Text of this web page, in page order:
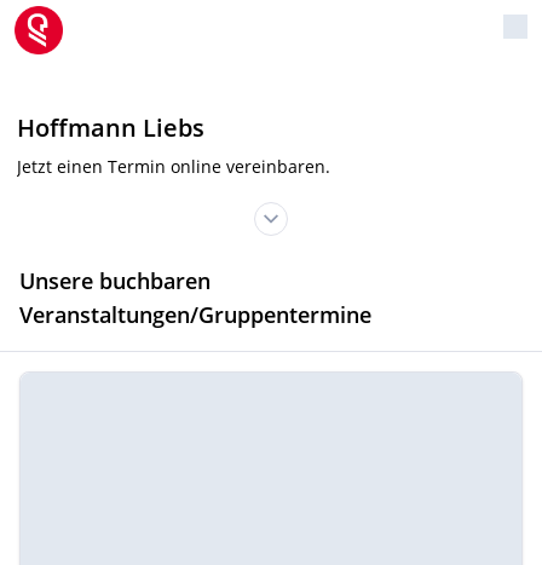
Hoffmann Liebs
Jetzt einen Termin online vereinbaren.
Unsere buchbaren
Veranstaltungen/Gruppentermine